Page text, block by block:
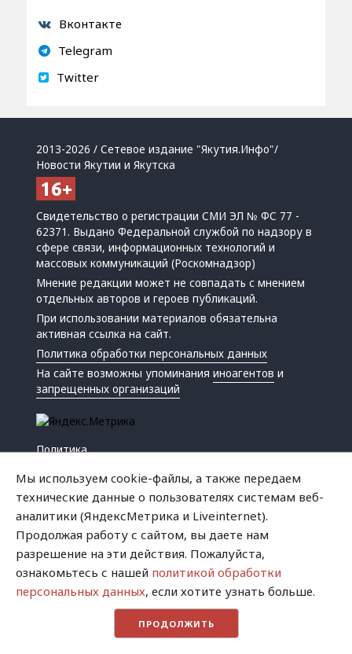
Вконтакте
Telegram
Twitter
2013-2026 / Сетевое издание "Якутия.Инфо"/
Новости Якутии и Якутска
Свидетельство о регистрации СМИ ЭЛ № ФС 77 -
62371. Выдано Федеральной службой по надзору в
сфере связи, информационных технологий и
массовых коммуникаций (Роскомнадзор)
Мнение редакции может не совпадать с мнением
отдельных авторов и героев публикаций.
При использовании материалов обязательна
активная ссылка на сайт.
Политика обработки персональных данных
На сайте возможны упоминанияиноагентов и
запрещенных организаций
Политика
Успех
Хватит это терпеть
Мы используем cookie-файлы, а также передаем
технические данные о пользователях системам веб-
аналитики (ЯндексМетрика и Liveinternet).
Продолжая работу с сайтом, вы даете нам
разрешение на эти действия. Пожалуйста,
ознакомьтесь с нашей политикой обработки
персональных данных, если хотите узнать больше.
ПРОДОЛЖИТЬ